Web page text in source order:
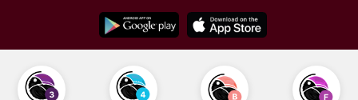
content